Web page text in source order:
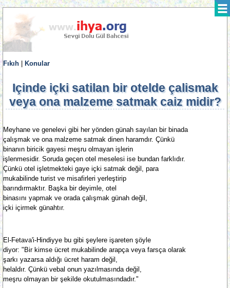
Fıkıh Konular
Içinde içki satilan bir otelde çalismak
veya ona malzeme satmak caiz midir?
Meyhane ve genelevi gibi her yönden günah sayılan bir binada
çalışmak ve ona malzeme satmak dinen haramdır. Çünkü
binanın biricik gayesi meşru olmayan işlerin
işlenmesidir. Soruda geçen otel meselesi ise bundan farklıdır.
Çünkü otel işletmekteki gaye içki satmak değil, para
mukabilinde turist ve misafirleri yerleştirip
barındırmaktır. Başka bir deyimle, otel
binasını yapmak ve orada çalışmak günah değil,
içki içirmek günahtır.
El-Fetava'i-Hindiyye bu gibi şeylere işareten şöyle
diyor: "Bir kimse ücret mukabilinde arapça veya farsça olarak
şarkı yazarsa aldığı ücret haram değil,
helaldır. Çünkü vebal onun yazılmasında değil,
meşru olmayan bir şekilde okutulmasındadır."